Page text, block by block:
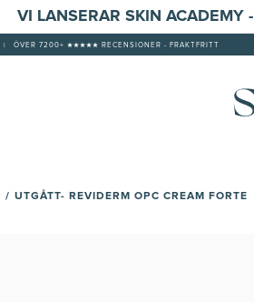
VI LANSERAR SKIN ACADEMY
ÖVER 7200+ ★★★★★ RECENSIONER - FRAKTFRITT
/ UTGÅTT- REVIDERM OPC CREAM FORTE